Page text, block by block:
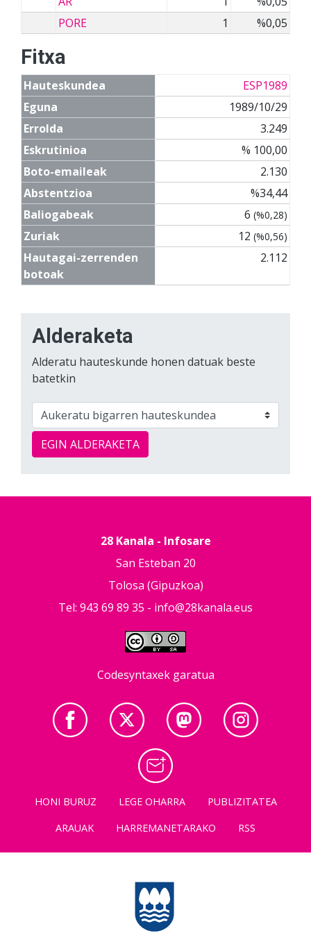
PORE
1 %0,05
Fitxa
Hauteskundea
ESP1989
Eguna
1989/10/29
Errolda
3.249
Eskrutinioa
% 100,00
Boto-emaileak
2.130
Abstentzioa
%34,44
Baliogabeak
6 (%0,28)
Zuriak 12 (%0,56)
Hautagai-zerrenden
botoak
2.112
Alderaketa
Alderatu hauteskunde honen datuak beste
batetkin
EGIN ALDERAKETA
28 Kanala - Infosare
San Esteban 20
Tolosa (Gipuzkoa)
Tel: 943 69 89 35 - info@28kanala.eus
Codesyntaxek garatua
HONI BURUZ LEGE OHARRA
PUBLIZITATEA
ARAUAK
HARREMANETARAKO RSS